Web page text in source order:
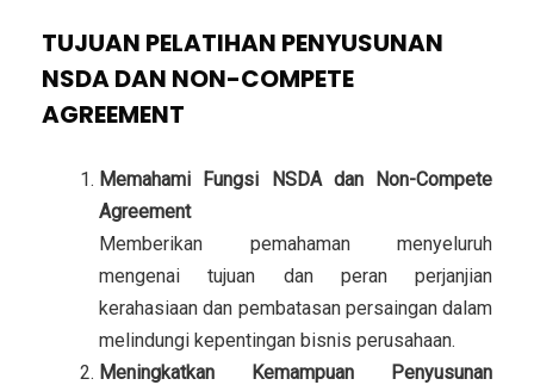
TUJUAN PELATIHAN PENYUSUNAN
NSDA DAN NON-COMPETE
AGREEMENT
Memahami Fungsi NSDA dan Non-Compete
Agreement
Memberikan pemahaman menyeluruh
mengenai tujuan dan peran perjanjian
kerahasiaan dan pembatasan persaingan dalam
melindungi kepentingan bisnis perusahaan.
Meningkatkan Kemampuan Penyusunan